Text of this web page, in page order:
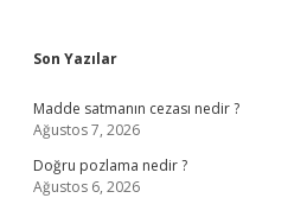
Sidebar
Son Yazılar
Madde satmanın cezası nedir ?
Ağustos 7, 2026
Doğru pozlama nedir ?
Ağustos 6, 2026